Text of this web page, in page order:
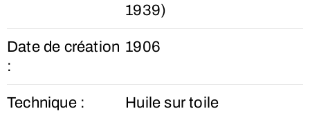
1939)
Date de création
:
1906
Technique : Huile sur toile